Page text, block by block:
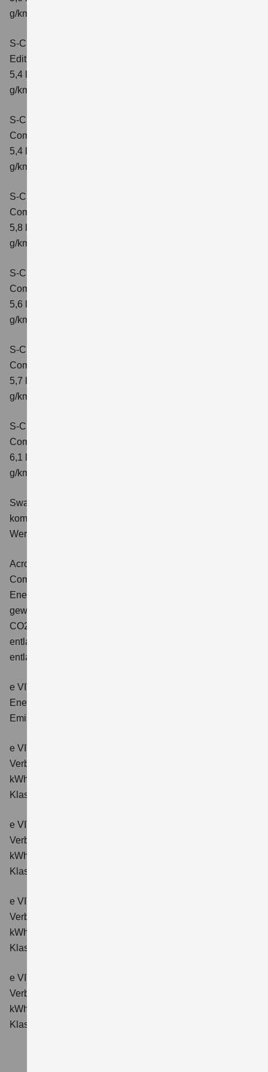
g/km; CO₂-Klasse: D
S-Cross 1.4 BOOSTERJET HYBRID
Edition
5,4 l/100 km; kombinierter Wert der CO2-Emission: 121
g/km; CO2-Klasse: D
S-Cross 1.4 BOOSTERJET HYBRID
Comfort
5,4 l/100 km; kombinierter Wert der CO2-Emission: 121
g/km; CO2-Klasse: D
S-Cross 1.4 BOOSTERJET HYBRID AT
Comfort
5,8 l/100 km; kombinierter Wert der CO2-Emission: 132
g/km; CO2-Klasse: D
S-Cross 1.4 BOOSTERJET HYBRID ALLGRIP
Comfort
5,6 l/100 km; kombinierter Wert der CO2-Emission: 131
g/km; CO2-Klasse: D
S-Cross 1.4 BOOSTERJET HYBRID ALLGRIP
Comfort+
5,7 l/100 km; kombinierter Wert der CO2-Emission: 131
g/km; CO2-Klasse: D
S-Cross 1.4 BOOSTERJET HYBRID ALLGRIP AT
Comfort+
6,1 l/100 km; kombinierter Wert der CO2-Emission: 141
g/km; CO2-Klasse: E
Swace 1.8 HYBRID CVT Comfort+
kombinierter Energieverbrauch 4,5 l/100km; kombinierter
Wert der CO2-Emission: 102 g/km; CO2-Klasse: C.
Across 2.5 PLUG-IN HYBRID CVT
Comfort+
Energieverbrauch: 17,1kWh/100km plus 1,0 l/100 km;
gewichtet kombinierter Wert der CO2-Emission: 22 g/km;
CO2-Klasse: B; kombinierter Kraftstoffverbrauch bei
entladener Batterie: 6,6 l/100km; CO2-Klasse (bei
entladener Batterie): E.
e VITARA eAxle Club (49 kWh-Batterie)
Energieverbrauch kombiniert: 14,9 kWh/100km; CO₂-
Emissionen kombiniert: 0 g/km; CO₂-Klasse: A.
e VITARA eAxle Comfort (61 kWh-Batterie)
Verbrauchswerte: Energieverbrauch kombiniert: 15,1
kWh/100km; CO₂-Emissionen kombiniert: 0 g/km; CO₂-
Klasse: A.
e VITARA eAxle ALLGRIP-e Comfort (61 kWh-Batterie)
Verbrauchswerte: Energieverbrauch kombiniert: 16,6
kWh/100km; CO₂-Emissionen kombiniert: 0 g/km; CO₂-
Klasse: A.
e VITARA eAxle Comfort+ (61 kWh-Batterie)
Verbrauchswerte: Energieverbrauch kombiniert: 15,1
kWh/100km; CO₂-Emissionen kombiniert: 0 g/km; CO₂-
Klasse: A.
e VITARA eAxle ALLGRIP-e Comfort+ (61 kWh-Batterie)
Verbrauchswerte: Energieverbrauch kombiniert: 16,6
kWh/100 km; CO₂-Emissionen kombiniert: 0 g/km; CO₂-
Klasse: A.